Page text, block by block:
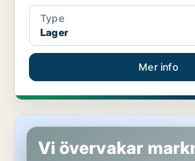
Type
Lager
Mer info
Lager i Hausleiten, Niederösterreich
Vi övervakar